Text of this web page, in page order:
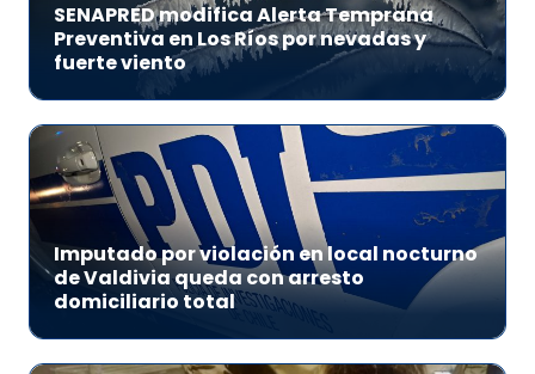
SENAPRED modifica Alerta Temprana
Preventiva en Los Ríos por nevadas y
fuerte viento
Imputado por violación en local nocturno
de Valdivia queda con arresto
domiciliario total